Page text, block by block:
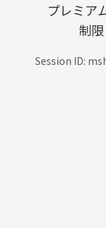
プレミア
制
Session ID: